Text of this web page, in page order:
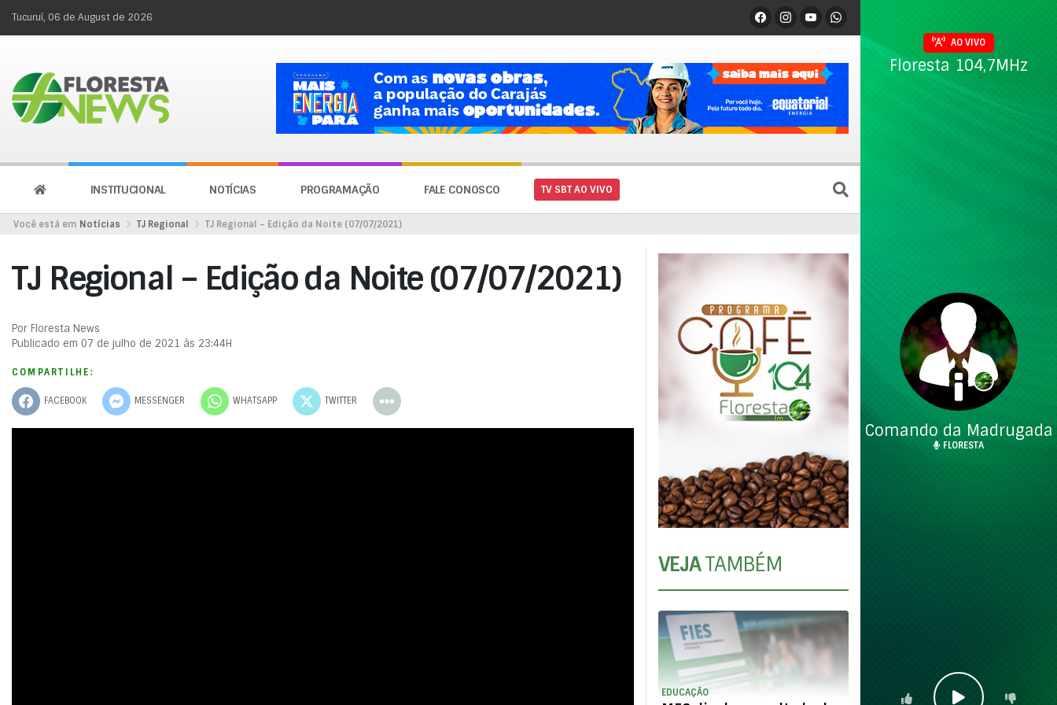
Tucuruí, 06 de August de 2026
INSTITUCIONAL NOTÍCIAS PROGRAMAÇÃO FALE CONOSCO TV SBT AO VIVO
Você está em Notícias TJ Regional TJ Regional – Edição da Noite (07/07/2021)
TJ Regional – Edição da Noite (07/07/2021)
Por Floresta News
Publicado em 07 de julho de 2021 às 23:44H
COMPARTILHE:
FACEBOOK MESSENGER WHATSAPP TWITTER
VEJATAMBÉM
EDUCAÇÃO
AO VIVO
Floresta 104,7MHz
Comando da Madrugada
FLORESTA